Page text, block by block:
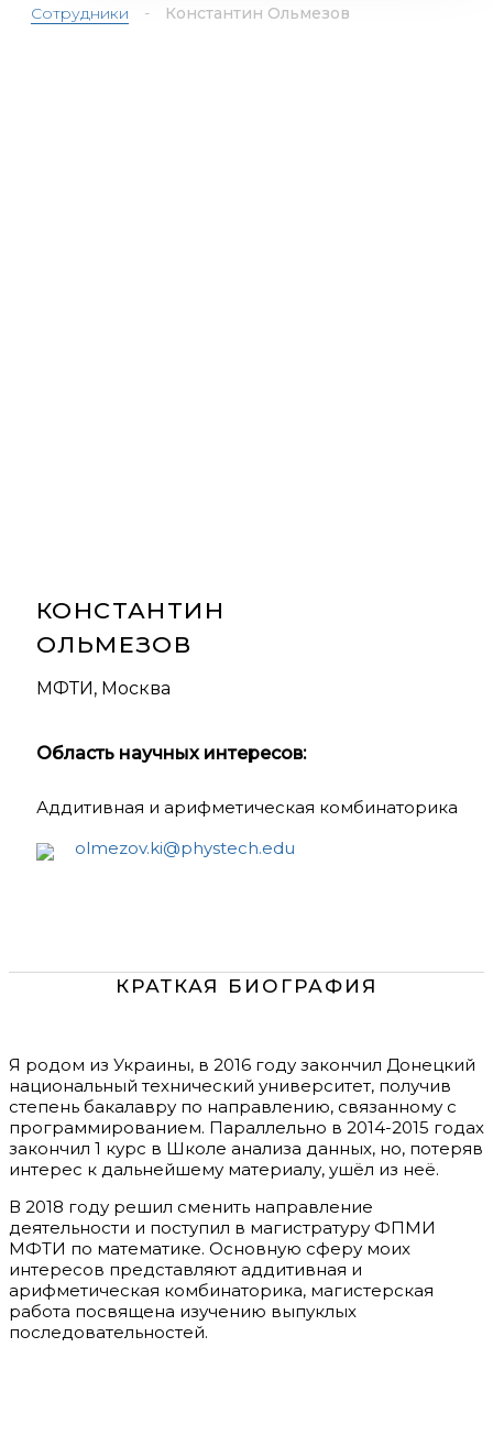
Сотрудники - Константин Ольмезов
КОНСТАНТИН
ОЛЬМЕЗОВ
МФТИ, Москва
Область научных интересов:
Аддитивная и арифметическая комбинаторика
olmezov.ki@phystech.edu
КРАТКАЯ БИОГРАФИЯ
Я родом из Украины, в 2016 году закончил Донецкий
национальный технический университет, получив
степень бакалавру по направлению, связанному с
программированием. Параллельно в 2014-2015 годах
закончил 1 курс в Школе анализа данных, но, потеряв
интерес к дальнейшему материалу, ушёл из неё.
В 2018 году решил сменить направление
деятельности и поступил в магистратуру ФПМИ
МФТИ по математике. Основную сферу моих
интересов представляют аддитивная и
арифметическая комбинаторика, магистерская
работа посвящена изучению выпуклых
последовательностей.